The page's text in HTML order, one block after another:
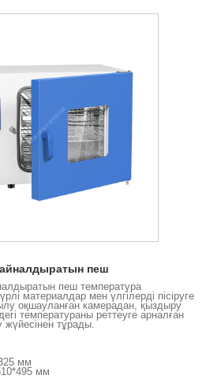
пеш
пеш температура
материалдар мен үлгілерді пісіруге
оқшауланған камерадан, қыздыру
температураны реттеуге арналған
жүйесінен тұрады.
мм
мм